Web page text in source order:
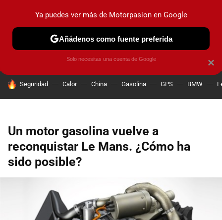
PRUEBAS COCHES ELÉCTRICOS OBSERVATORIO
HOY SE HABLA DE
Seguridad Calor China Gasolina GPS BMW
Un motor gasolina vuelve a
reconquistar Le Mans. ¿Cómo ha
sido posible?
×
Ya puedes ver más de Motorpasion en Google
Añádenos como fuente preferida
Solo necesitas una cuenta de Google